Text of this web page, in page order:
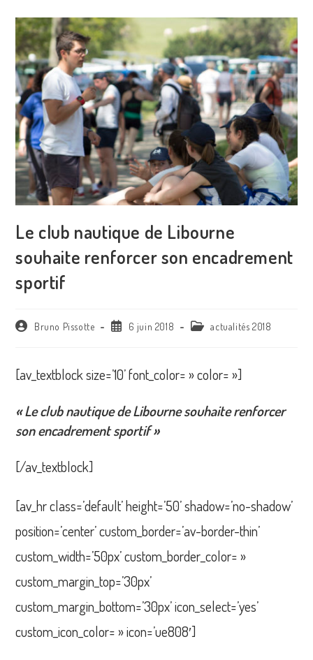
Le club nautique de Libourne
souhaite renforcer son encadrement
sportif
Auteur/autrice
Bruno Pissotte
Publication
6 juin 2018
Post actualités 2018
[av_textblock size=’10’ font_color= » color= »]
« Le club nautique de Libourne souhaite renforcer
son encadrement sportif »
[/av_textblock]
[av_hr class=’default’ height=’50’ shadow=’no-shadow’
position=’center’ custom_border=’av-border-thin’
custom_width=’50px’ custom_border_color= »
custom_margin_top=’30px’
custom_margin_bottom=’30px’ icon_select=’yes’
custom_icon_color= » icon=’ue808′]